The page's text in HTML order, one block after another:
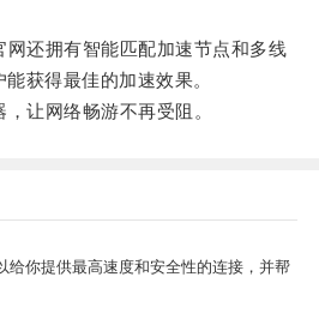
还拥有智能匹配加速节点和多线
获得最佳的加速效果。
让网络畅游不再受阻。
给你提供最高速度和安全性的连接，并帮